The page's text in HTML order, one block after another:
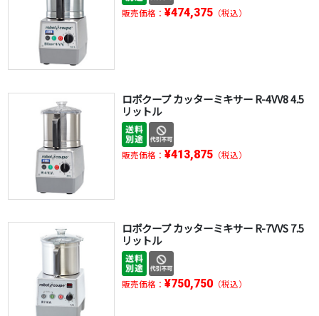
販売価格： ¥474,375（税込）
ロボクープ カッターミキサー R-4VV8 4.5
リットル
販売価格： ¥413,875（税込）
ロボクープ カッターミキサー R-7VVS 7.5
リットル
販売価格： ¥750,750（税込）